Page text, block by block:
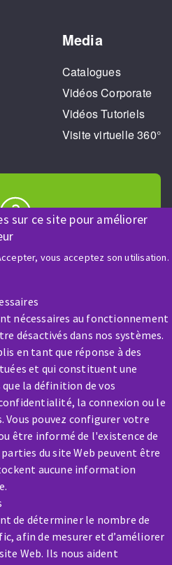
sur ce site pour améliorer
vous acceptez son utilisation.
nécessaires au fonctionnement
désactivés dans nos systèmes.
en tant que réponse à des
et qui constituent une
la définition de vos
la connexion ou le
Vous pouvez configurer votre
être informé de l'existence de
du site Web peuvent être
aucune information
de déterminer le nombre de
afin de mesurer et d’améliorer
Web. Ils nous aident
Media
Catalogues
Vidéos Corporate
Vidéos Tutoriels
Visite virtuelle 360°
renseignement ?
nous
? En panne ?
nous